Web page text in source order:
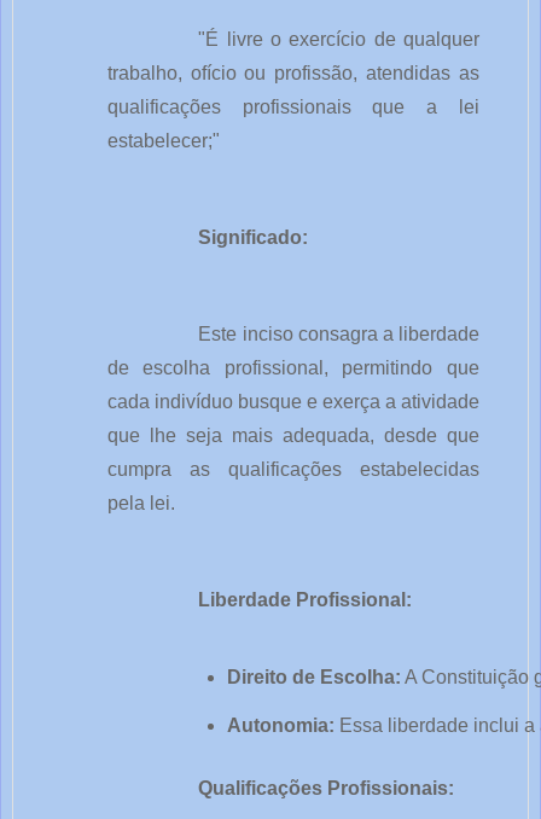
"É livre o exercício de qualquer
trabalho, ofício ou profissão, atendidas as
qualificações profissionais que a lei
estabelecer;"
Significado:
Este inciso consagra a liberdade
de escolha profissional, permitindo que
cada indivíduo busque e exerça a atividade
que lhe seja mais adequada, desde que
cumpra as qualificações estabelecidas
pela lei.
Liberdade Profissional:
Direito de Escolha: A Constituição
Autonomia: Essa liberdade inclui
Qualificações Profissionais: